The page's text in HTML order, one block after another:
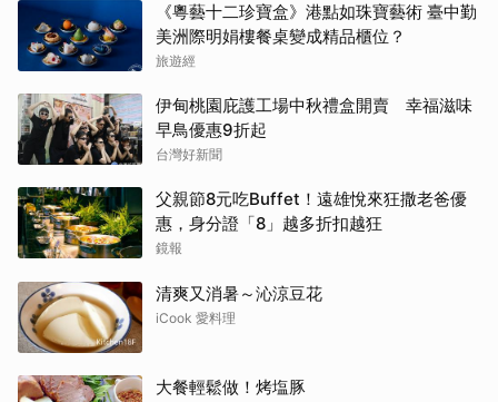
《粵藝十二珍寶盒》港點如珠寶藝術 臺中勤
美洲際明娟樓餐桌變成精品櫃位？
旅遊經
伊甸桃園庇護工場中秋禮盒開賣 幸福滋味
早鳥優惠9折起
台灣好新聞
父親節8元吃Buffet！遠雄悅來狂撒老爸優
惠，身分證「8」越多折扣越狂
鏡報
清爽又消暑～沁涼豆花
iCook 愛料理
大餐輕鬆做！烤塩豚